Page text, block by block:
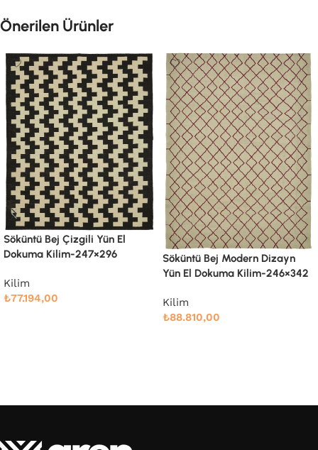
Önerilen Ürünler
Söküntü Bej Modern Dizayn
Kilim
Söküntü Bej Modern Dizayn
Yün El Dokuma Kilim-285×361
₺108.662,00